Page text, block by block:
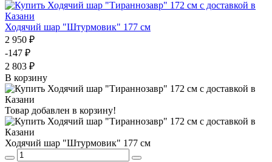
Ходячий шар "Штурмовик" 177 см
2 950 ₽
-147 ₽
2 803 ₽
В корзину
Товар добавлен в корзину!
Ходячий шар "Штурмовик" 177 см